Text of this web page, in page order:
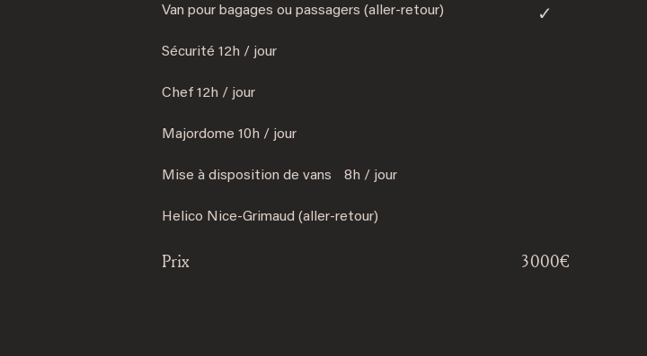
Van pour bagages ou passagers (aller-retour) ✓︎
Sécurité 12h / jour
Chef 12h / jour
Majordome 10h / jour
Mise à disposition de vans 8h / jour
Helico Nice-Grimaud (aller-retour)
Prix
3000€